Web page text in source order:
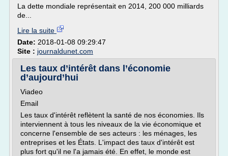
La dette mondiale représentait en 2014, 200 000 milliards
de...
Lire la suite
Date: 2018-01-08 09:29:47
Site : journaldunet.com
Les taux d’intérêt dans l’économie
d’aujourd’hui
Viadeo
Email
Les taux d'intérêt reflètent la santé de nos économies. Ils
interviennent à tous les niveaux de la vie économique et
concerne l'ensemble de ses acteurs : les ménages, les
entreprises et les États. L'impact des taux d'intérêt est
plus fort qu'il ne l'a jamais été. En effet, le monde est